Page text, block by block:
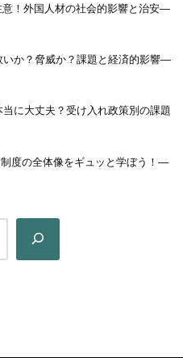
！外国人材の社会的影響と治安―
か？脅威か？課題と経済的影響―
に大丈夫？受け入れ政策別の課題
度の全体像をギュッと学ぼう！―